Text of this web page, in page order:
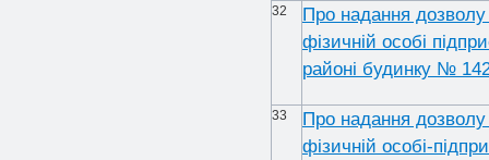
32
Про надання дозволу
фізичній особі
районі будинку №
33
Про надання дозволу
фізичній особі-